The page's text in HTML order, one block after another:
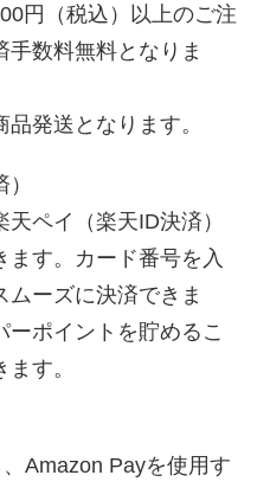
円（税込）以上のご注
手数料無料となりま
発送となります。
ペイ（楽天ID決済）
ます。カード番号を入
ムーズに決済できま
ポイントを貯めるこ
す。
Amazon Payを使用す